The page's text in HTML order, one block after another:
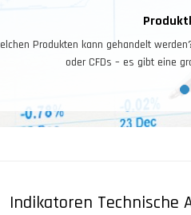
Produkten kann gehandelt
oder CFDs – es gibt eine
Indikatoren Technische